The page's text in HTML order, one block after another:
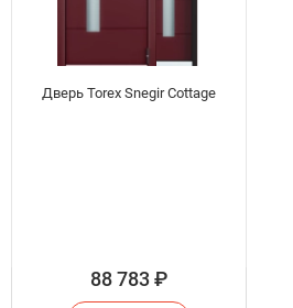
Дверь Torex Snegir Cottage
88 783₽